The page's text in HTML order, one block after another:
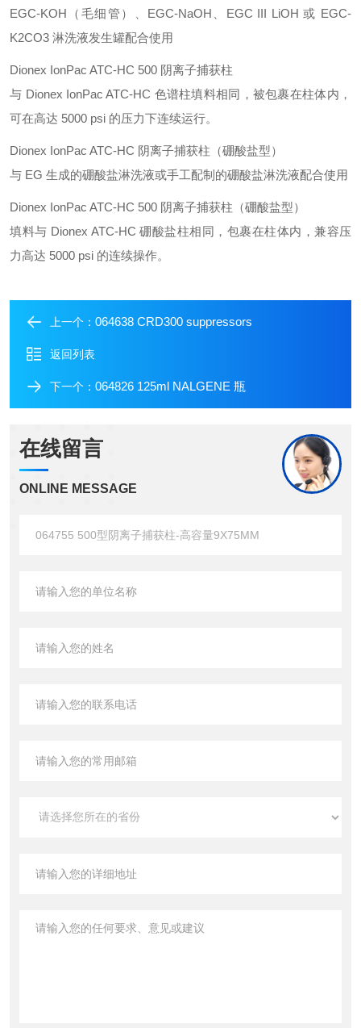
EGC-KOH（毛细管）、EGC-NaOH、EGC III LiOH 或 EGC-
K2CO3 淋洗液发生罐配合使用
Dionex IonPac ATC-HC 500 阴离子捕获柱
与 Dionex IonPac ATC-HC 色谱柱填料相同，被包裹在柱体内，
可在高达 5000 psi 的压力下连续运行。
Dionex IonPac ATC-HC 阴离子捕获柱（硼酸盐型）
与 EG 生成的硼酸盐淋洗液或手工配制的硼酸盐淋洗液配合使用
Dionex IonPac ATC-HC 500 阴离子捕获柱（硼酸盐型）
填料与 Dionex ATC-HC 硼酸盐柱相同，包裹在柱体内，兼容压
力高达 5000 psi 的连续操作。
上一个： 064638 CRD300 suppressors
返回列表
下一个： 064826 125ml NALGENE 瓶
在线留言
ONLINE MESSAGE